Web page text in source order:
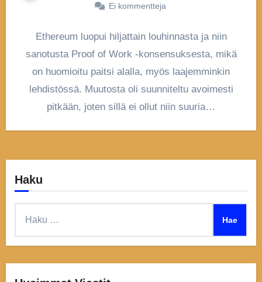
Ei kommentteja
Ethereum luopui hiljattain louhinnasta ja niin
sanotusta Proof of Work -konsensuksesta, mikä
on huomioitu paitsi alalla, myös laajemminkin
lehdistössä. Muutosta oli suunniteltu avoimesti
pitkään, joten sillä ei ollut niin suuria…
Haku